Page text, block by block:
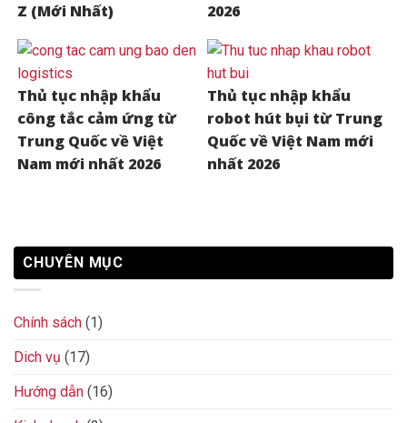
Z (Mới Nhất)
2026
Thủ tục nhập khẩu
công tắc cảm ứng từ
Trung Quốc về Việt
Nam mới nhất 2026
Thủ tục nhập khẩu
robot hút bụi từ Trung
Quốc về Việt Nam mới
nhất 2026
CHUYÊN MỤC
Chính sách (1)
Dich vụ (17)
Hướng dẫn (16)